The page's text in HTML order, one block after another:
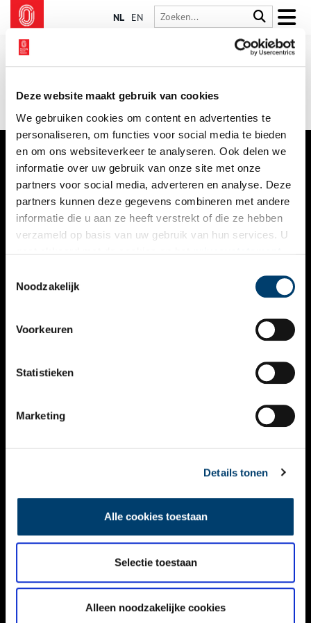
Deze website maakt gebruik van cookies
We gebruiken cookies om content en advertenties te
personaliseren, om functies voor social media te bieden
en om ons websiteverkeer te analyseren. Ook delen we
informatie over uw gebruik van onze site met onze
partners voor social media, adverteren en analyse. Deze
partners kunnen deze gegevens combineren met andere
informatie die u aan ze heeft verstrekt of die ze hebben
verzameld op basis van uw gebruik van hun services. U
Noodzakelijk
Voorkeuren
Statistieken
Marketing
Details tonen
Alle cookies toestaan
Selectie toestaan
Alleen noodzakelijke cookies
NL EN
VERHALEN
NIEUWS
KALENDER
ACTIVITEITEN
NIEUWSBRIEF
DISCLAIMER
TOEGANKELIJKHEID
Volg ONH op social media